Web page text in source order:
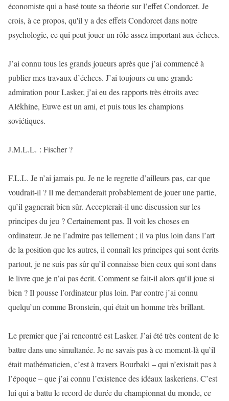
économiste qui a basé toute sa théorie sur l’effet Condorcet. Je
crois, à ce propos, qu'il y a des effets Condorcet dans notre
psychologie, ce qui peut jouer un rôle assez important aux échecs.
J’ai connu tous les grands joueurs après que j’ai commencé à
publier mes travaux d’échecs. J’ai toujours eu une grande
admiration pour Lasker, j’ai eu des rapports très étroits avec
Alékhine, Euwe est un ami, et puis tous les champions
soviétiques.
J.M.L.L. : Fischer ?
F.L.L. Je n’ai jamais pu. Je ne le regrette d’ailleurs pas, car que
voudrait-il ? Il me demanderait probablement de jouer une partie,
qu’il gagnerait bien sûr. Accepterait-il une discussion sur les
principes du jeu ? Certainement pas. Il voit les choses en
ordinateur. Je ne l’admire pas tellement ; il va plus loin dans l’art
de la position que les autres, il connaît les principes qui sont écrits
partout, je ne suis pas sûr qu’il connaisse bien ceux qui sont dans
le livre que je n’ai pas écrit. Comment se fait-il alors qu’il joue si
bien ? Il pousse l’ordinateur plus loin. Par contre j’ai connu
quelqu’un comme Bronstein, qui était un homme très brillant.
Le premier que j’ai rencontré est Lasker. J’ai été très content de le
battre dans une simultanée. Je ne savais pas à ce moment-là qu’il
était mathématicien, c’est à travers Bourbaki – qui n’existait pas à
l’époque – que j’ai connu l’existence des idéaux laskeriens. C’est
lui qui a battu le record de durée du championnat du monde, ce